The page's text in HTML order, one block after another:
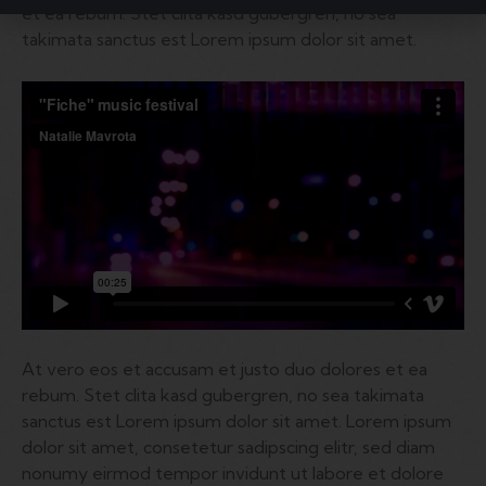
et ea rebum. Stet clita kasd gubergren, no sea
takimata sanctus est Lorem ipsum dolor sit amet.
At vero eos et accusam et justo duo dolores et ea
rebum. Stet clita kasd gubergren, no sea takimata
sanctus est Lorem ipsum dolor sit amet. Lorem ipsum
dolor sit amet, consetetur sadipscing elitr, sed diam
nonumy eirmod tempor invidunt ut labore et dolore